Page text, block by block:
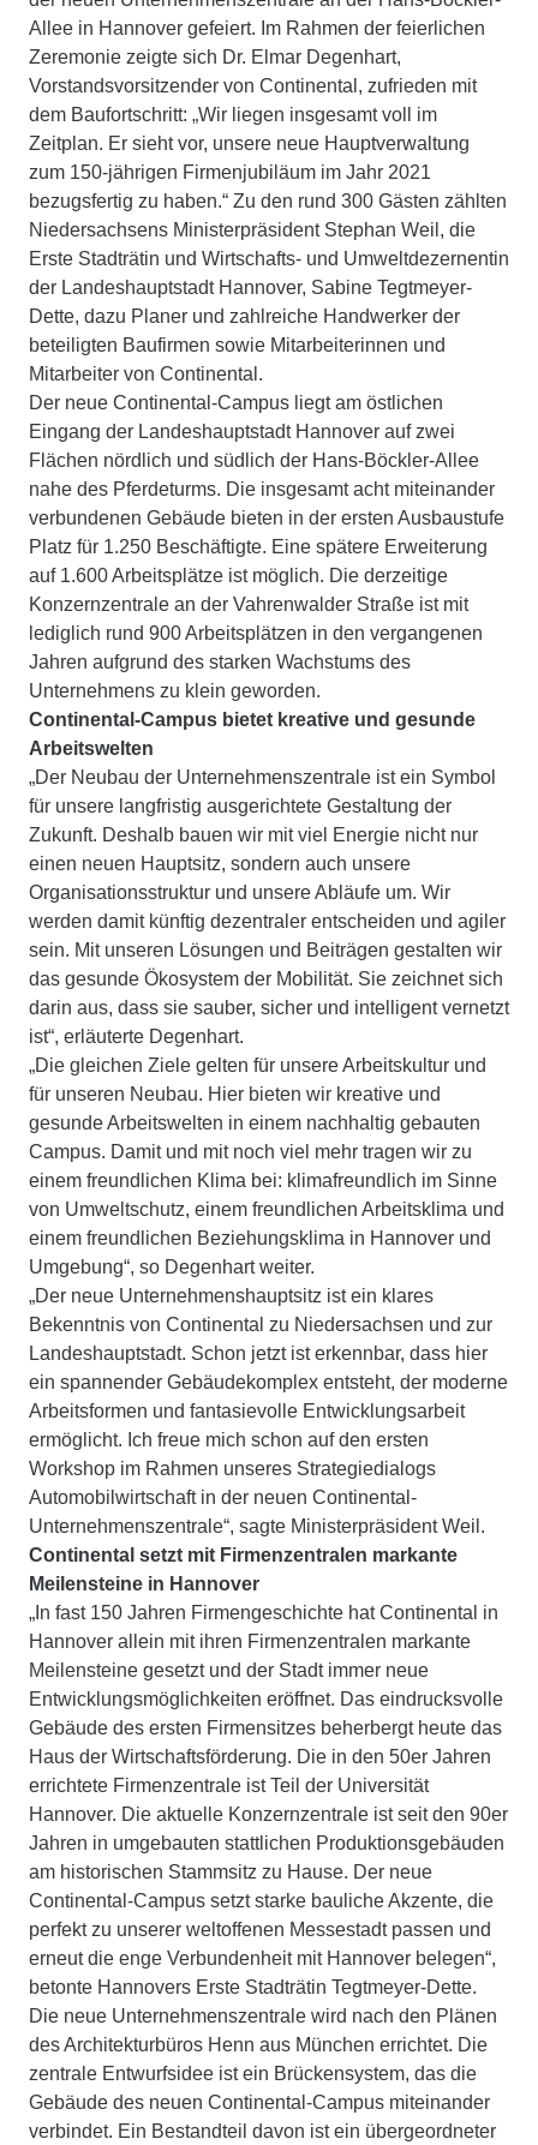
Allee in Hannover gefeiert. Im Rahmen der feierlichen
Zeremonie zeigte sich Dr. Elmar Degenhart,
Vorstandsvorsitzender von Continental, zufrieden mit
dem Baufortschritt: „Wir liegen insgesamt voll im
Zeitplan. Er sieht vor, unsere neue Hauptverwaltung
zum 150-jährigen Firmenjubiläum im Jahr 2021
bezugsfertig zu haben.“ Zu den rund 300 Gästen zählten
Niedersachsens Ministerpräsident Stephan Weil, die
Erste Stadträtin und Wirtschafts- und Umweltdezernentin
der Landeshauptstadt Hannover, Sabine Tegtmeyer-
Dette, dazu Planer und zahlreiche Handwerker der
beteiligten Baufirmen sowie Mitarbeiterinnen und
Mitarbeiter von Continental.
Der neue Continental-Campus liegt am östlichen
Eingang der Landeshauptstadt Hannover auf zwei
Flächen nördlich und südlich der Hans-Böckler-Allee
nahe des Pferdeturms. Die insgesamt acht miteinander
verbundenen Gebäude bieten in der ersten Ausbaustufe
Platz für 1.250 Beschäftigte. Eine spätere Erweiterung
auf 1.600 Arbeitsplätze ist möglich. Die derzeitige
Konzernzentrale an der Vahrenwalder Straße ist mit
lediglich rund 900 Arbeitsplätzen in den vergangenen
Jahren aufgrund des starken Wachstums des
Unternehmens zu klein geworden.
Continental-Campus bietet kreative und gesunde
Arbeitswelten
„Der Neubau der Unternehmenszentrale ist ein Symbol
für unsere langfristig ausgerichtete Gestaltung der
Zukunft. Deshalb bauen wir mit viel Energie nicht nur
einen neuen Hauptsitz, sondern auch unsere
Organisationsstruktur und unsere Abläufe um. Wir
werden damit künftig dezentraler entscheiden und agiler
sein. Mit unseren Lösungen und Beiträgen gestalten wir
das gesunde Ökosystem der Mobilität. Sie zeichnet sich
darin aus, dass sie sauber, sicher und intelligent vernetzt
ist“, erläuterte Degenhart.
„Die gleichen Ziele gelten für unsere Arbeitskultur und
für unseren Neubau. Hier bieten wir kreative und
gesunde Arbeitswelten in einem nachhaltig gebauten
Campus. Damit und mit noch viel mehr tragen wir zu
einem freundlichen Klima bei: klimafreundlich im Sinne
von Umweltschutz, einem freundlichen Arbeitsklima und
einem freundlichen Beziehungsklima in Hannover und
Umgebung“, so Degenhart weiter.
„Der neue Unternehmenshauptsitz ist ein klares
Bekenntnis von Continental zu Niedersachsen und zur
Landeshauptstadt. Schon jetzt ist erkennbar, dass hier
ein spannender Gebäudekomplex entsteht, der moderne
Arbeitsformen und fantasievolle Entwicklungsarbeit
ermöglicht. Ich freue mich schon auf den ersten
Workshop im Rahmen unseres Strategiedialogs
Automobilwirtschaft in der neuen Continental-
Unternehmenszentrale“, sagte Ministerpräsident Weil.
Continental setzt mit Firmenzentralen markante
Meilensteine in Hannover
„In fast 150 Jahren Firmengeschichte hat Continental in
Hannover allein mit ihren Firmenzentralen markante
Meilensteine gesetzt und der Stadt immer neue
Entwicklungsmöglichkeiten eröffnet. Das eindrucksvolle
Gebäude des ersten Firmensitzes beherbergt heute das
Haus der Wirtschaftsförderung. Die in den 50er Jahren
errichtete Firmenzentrale ist Teil der Universität
Hannover. Die aktuelle Konzernzentrale ist seit den 90er
Jahren in umgebauten stattlichen Produktionsgebäuden
am historischen Stammsitz zu Hause. Der neue
Continental-Campus setzt starke bauliche Akzente, die
perfekt zu unserer weltoffenen Messestadt passen und
erneut die enge Verbundenheit mit Hannover belegen“,
betonte Hannovers Erste Stadträtin Tegtmeyer-Dette.
Die neue Unternehmenszentrale wird nach den Plänen
des Architekturbüros Henn aus München errichtet. Die
zentrale Entwurfsidee ist ein Brückensystem, das die
Gebäude des neuen Continental-Campus miteinander
verbindet. Ein Bestandteil davon ist ein übergeordneter